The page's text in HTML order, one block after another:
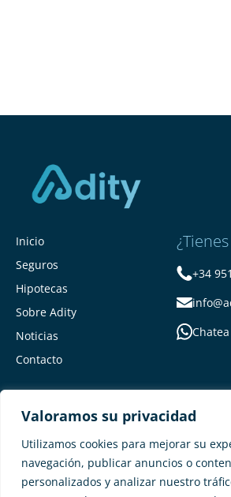
Valoramos su privacidad
Utilizamos cookies para mejorar su
navegación, publicar anuncios o
personalizados y analizar nuestro
Inicio
Seguros
Hipotecas
Sobre Adity
Noticias
Contacto
+34